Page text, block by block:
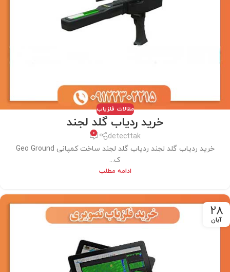
مقالات فلزیاب
خرید ردیاب گلد لجند
detecttak
0
خرید ردیاب گلد لجند ردیاب گلد لجند ساخت کمپانی Geo Ground
ک...
ادامه مطلب
28
آبان